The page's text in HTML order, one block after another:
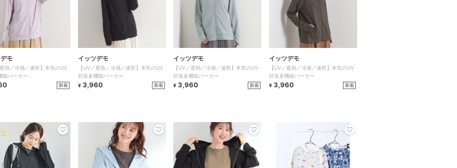
モ
遮熱／冷感／速乾】本気のUV
能パーカー
新着
イッツデモ
【UV／遮熱／冷感／速乾】本気のUV
対策多機能パーカー
¥ 3,960 新着
イッツデモ
【UV／遮熱／冷感／速乾】本気のUV
対策多機能パーカー
¥ 3,960 新着
イッツデモ
【UV／遮熱／冷感／速乾】本気のUV
対策多機能パーカー
¥ 3,960 新着